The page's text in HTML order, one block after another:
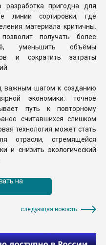
разработка пригодна для
линии сортировки, где
материала критичны.
получать более
уменьшить объёмы
и сократить затраты
важным шагом к созданию
экономики: точное
путь к повторному
считавшихся слишком
технология может стать
отрасли, стремящейся
и снизить экологический
на
следующая новость